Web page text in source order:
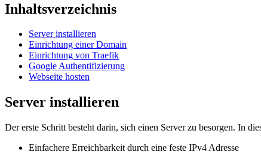
Inhaltsverzeichnis
Server installieren
Einrichtung einer Domain
Einrichtung von Traefik
Google Authentifizierung
Webseite hosten
Server installieren
Der erste Schritt besteht darin, sich einen Server zu besorgen. In
Einfachere Erreichbarkeit durch eine feste IPv4 Adresse